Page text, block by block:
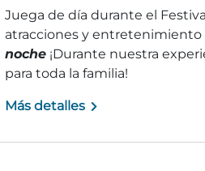
Juega de día durante el
atracciones y entretenimiento
noche ¡Durante nuestra
para toda la familia!
Más detalles